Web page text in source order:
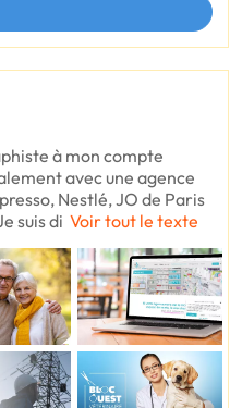
à mon compte
avec une agence
Nestlé, JO de Paris
suis di Voir tout le texte